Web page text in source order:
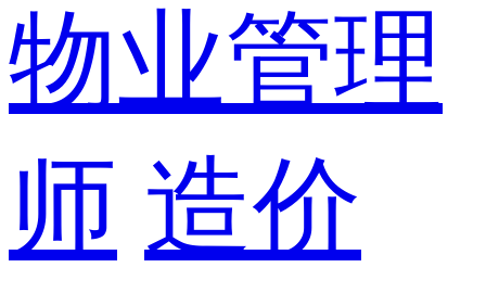
物业管理
师 造价